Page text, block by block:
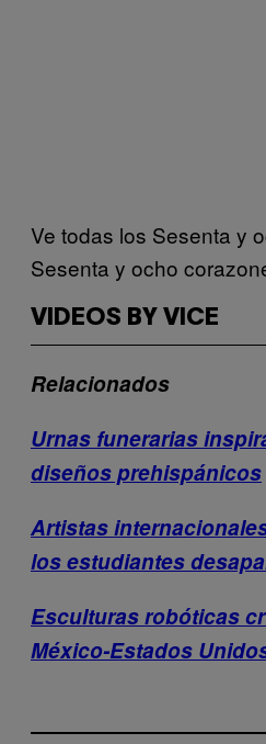
Ve todas los Sesenta y
Sesenta y ocho
VIDEOS BY VICE
Relacionados
Urnas funerarias
diseños prehispánicos
Artistas
los estudiantes
Esculturas robóticas
México-Estados